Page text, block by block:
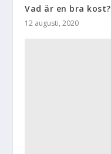
Vad är en bra kost?
12 augusti, 2020